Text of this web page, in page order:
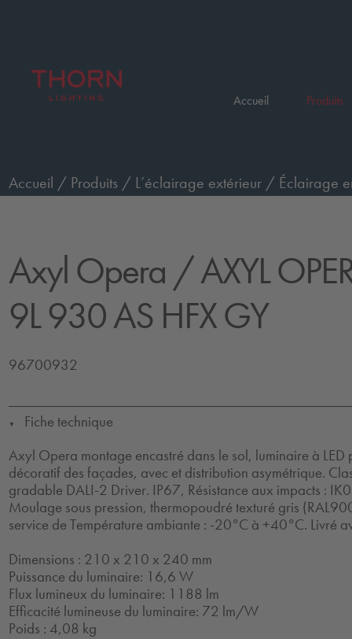
Accueil Produits
Accueil / Produits / L’éclairage extérieur / Éclairage
Axyl Opera / AXYL
9L 930 AS HFX GY
96700932
▼
Fiche technique
Axyl Opera montage encastré dans le sol, luminaire à
décoratif des façades, avec et distribution asymétrique.
gradable DALI-2 Driver. IP67, Résistance aux impacts :
Moulage sous pression, thermopoudré texturé gris
service de Température ambiante : -20°C à +40°C. Livré
Dimensions : 210 x 210 x 240 mm
Puissance du luminaire: 16,6 W
Flux lumineux du luminaire: 1188 lm
Efficacité lumineuse du luminaire: 72 lm/W
Poids : 4,08 kg